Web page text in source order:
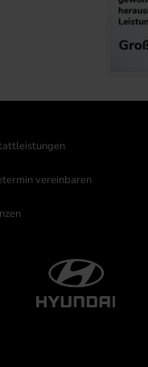
vereinbaren